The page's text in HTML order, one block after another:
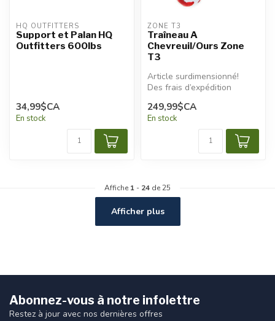
HQ OUTFITTERS
Support et Palan HQ
Outfitters 600lbs
34,99$CA
En stock
ZONE T3
Traîneau A
Chevreuil/Ours Zone
T3
Article surdimensionné!
Des frais d’expédition
additionnels seront
appliqués.
249,99$CA
En stock
Affiche 1 - 24 de 25
Afficher plus
Abonnez-vous à notre infolettre
Restez à jour avec nos dernières offres